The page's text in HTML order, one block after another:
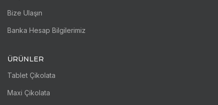
Bize Ulaşın
Banka Hesap Bilgilerimiz
ÜRÜNLER
Tablet Çikolata
Maxi Çikolata